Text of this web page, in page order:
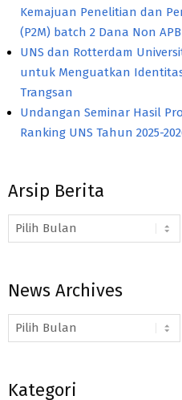
Kemajuan Penelitian dan
(P2M) batch 2 Dana Non
UNS dan Rotterdam
untuk Menguatkan
Trangsan
Undangan Seminar Hasil
Ranking UNS Tahun 2025-
Arsip Berita
Arsip
Berita
News Archives
News
Archives
Kategori